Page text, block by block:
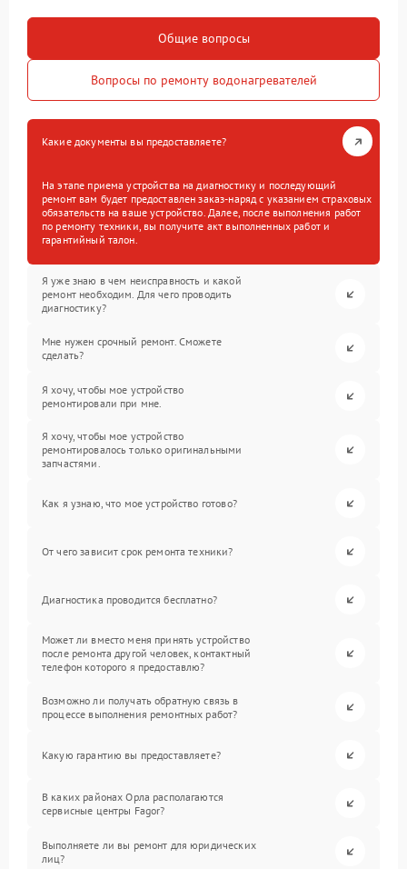
Общие вопросы
Вопросы по ремонту водонагревателей
Какие документы вы предоставляете?
На этапе приема устройства на диагностику и последующий
ремонт вам будет предоставлен заказ-наряд с указанием страховых
обязательств на ваше устройство. Далее, после выполнения работ
по ремонту техники, вы получите акт выполненных работ и
гарантийный талон.
Я уже знаю в чем неисправность и какой
ремонт необходим. Для чего проводить
диагностику?
Мне нужен срочный ремонт. Сможете
сделать?
Я хочу, чтобы мое устройство
ремонтировали при мне.
Я хочу, чтобы мое устройство
ремонтировалось только оригинальными
запчастями.
Как я узнаю, что мое устройство готово?
От чего зависит срок ремонта техники?
Диагностика проводится бесплатно?
Может ли вместо меня принять устройство
после ремонта другой человек, контактный
телефон которого я предоставлю?
Возможно ли получать обратную связь в
процессе выполнения ремонтных работ?
Какую гарантию вы предоставляете?
В каких районах Орла располагаются
сервисные центры Fagor?
Выполняете ли вы ремонт для юридических
лиц?